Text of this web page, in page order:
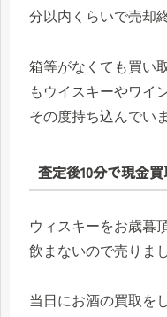
分以内くらいで売却
箱等がなくても買い
もウイスキーやワイ
その度持ち込んでい
査定後10分で現金
ウィスキーをお歳暮
飲まないので売りま
当日にお酒の買取を